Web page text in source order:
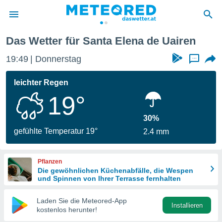
wurde
dass
sind.
diese
Das Wetter für Santa Elena de Uairen
19:49 Donnerstag ...
leichter Regen
19°
gefühlte Temperatur 19°
30%
2.4 mm
Pflanzen
Die gewöhnlichen Küchenabfälle, die Wespen
und Spinnen von Ihrer Terrasse fernhalten
Laden Sie die Meteored-App
kostenlos herunter!
Installieren